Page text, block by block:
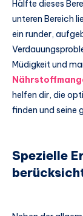
Hälfte dieses
unteren Bereich
ein runder,
Müdigkeit und
helfen dir, die
finden und seine
Spezielle